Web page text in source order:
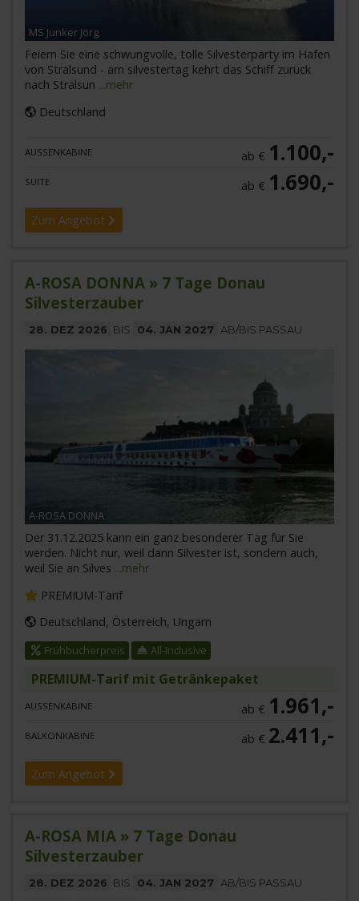
MS Junker Jörg
Feiern Sie eine schwungvolle, tolle Silvesterparty im Hafen
von Stralsund - am silvestertag kehrt das Schiff zurück
nach Stralsun ...mehr
Deutschland
AUSSENKABINE ab € 1.100,-
SUITE ab € 1.690,-
Zum Angebot
A-ROSA DONNA » 7 Tage Donau
Silvesterzauber
28. DEZ 2026 BIS 04. JAN 2027 AB/BIS PASSAU
A-ROSA DONNA
Der 31.12.2025 kann ein ganz besonderer Tag für Sie
werden. Nicht nur, weil dann Silvester ist, sondern auch,
weil Sie an Silves ...mehr
PREMIUM-Tarif
Deutschland, Österreich, Ungarn
Frühbucherpreis All-Inclusive
PREMIUM-Tarif mit Getränkepaket
AUSSENKABINE ab € 1.961,-
BALKONKABINE ab € 2.411,-
Zum Angebot
A-ROSA MIA » 7 Tage Donau
Silvesterzauber
28. DEZ 2026 BIS 04. JAN 2027 AB/BIS PASSAU